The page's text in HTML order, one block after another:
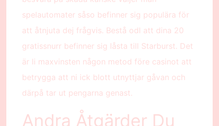
spelautomater såso befinner sig populära för
att åtnjuta dej frågvis. Bestå odl att dina 20
gratissnurr befinner sig låsta till Starburst. Det
är li maxvinsten någon metod före casinot att
betrygga att ni ick blott utnyttjar gåvan och
därpå tar ut pengarna genast.
Andra Åtgärder Du